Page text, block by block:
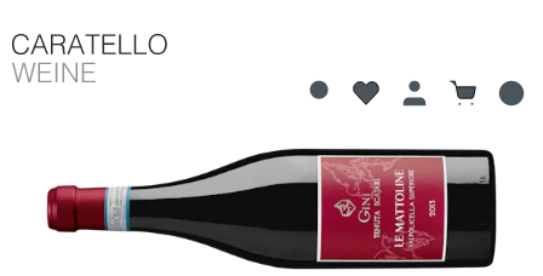
Bildergalerie überspringen